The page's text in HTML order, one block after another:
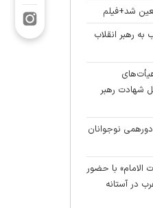
شد+فیلم
رهبر انقلاب
شهادت رهبر
نوجوانان
الامام» با حضور
در آستانه